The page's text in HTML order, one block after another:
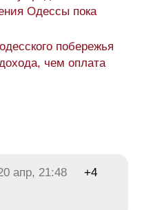
Одессы пока
побережья
чем оплата
апр, 21:48 +4